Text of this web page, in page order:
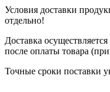
Условия доставки
отдельно!
Доставка
после оплаты товара
Точные сроки поставки